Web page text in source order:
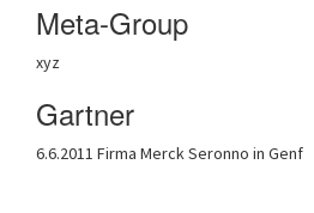
Meta-Group
xyz
Gartner
6.6.2011 Firma Merck Seronno in Genf